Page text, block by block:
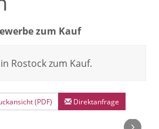
zum Kauf
Rostock zum Kauf.
(PDF) Direktanfrage